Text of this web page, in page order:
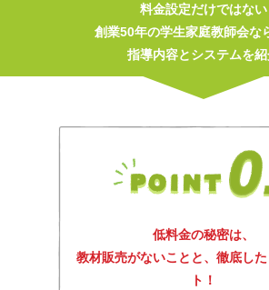
料金設定だけではない
創業50年の学生家庭教師会な
指導内容とシステムを
低料金の秘密は、
教材販売がないことと、徹底し
ト！